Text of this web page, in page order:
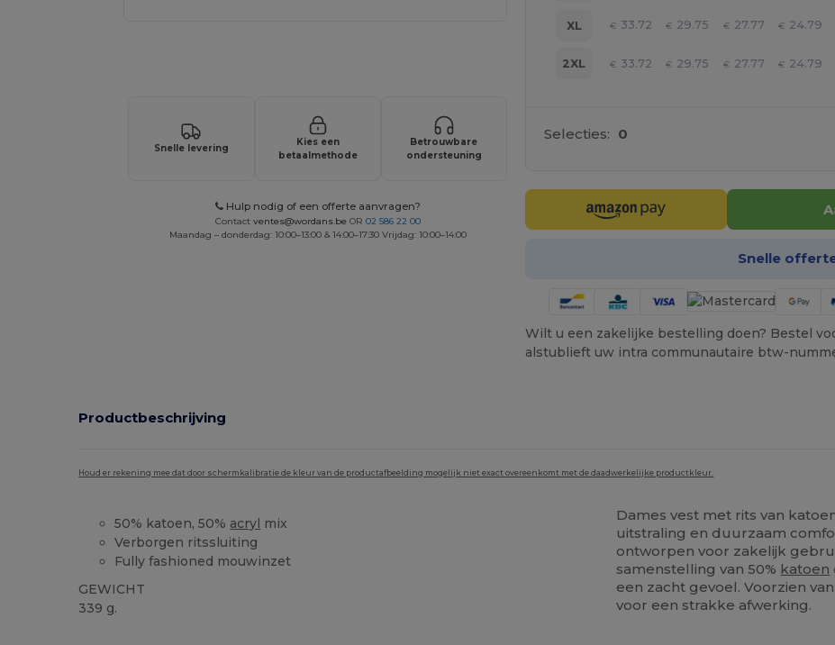
Snelle levering
Kies een
betaalmethode
Betrouwbare
ondersteuning
Hulp nodig of een offerte aanvragen?
Contact ventes@wordans.be OR 02 586 22 00
Maandag – donderdag: 10:00–13:00 & 14:00–17:30 Vrijdag: 10:00–14:00
XL € 33.72 € 29.75 € 27.77 € 24.79
2XL € 33.72 € 29.75 € 27.77 € 24.79
Selecties: 0
Snelle
Wilt u een zakelijke bestelling doen? Bestel
alstublieft uw intra communautaire btw-
Productbeschrijving
Houd er rekening mee dat door schermkalibratie de kleur van de productafbeelding mogelijk niet exact overeenkomt met de daadwerkelijke productkleur.
50% katoen, 50% acryl mix
Verborgen ritssluiting
Fully fashioned mouwinzet
GEWICHT
339 g.
Dames vest met rits van
uitstraling en duurzaam
ontworpen voor zakelijk
samenstelling van 50% katoen
een zacht gevoel. Voorzien
voor een strakke afwerking.